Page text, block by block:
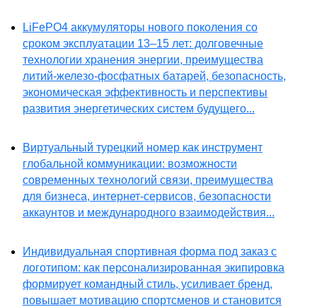
LiFePO4 аккумуляторы нового поколения со
сроком эксплуатации 13–15 лет: долговечные
технологии хранения энергии, преимущества
литий-железо-фосфатных батарей, безопасность,
экономическая эффективность и перспективы
развития энергетических систем будущего...
Виртуальный турецкий номер как инструмент
глобальной коммуникации: возможности
современных технологий связи, преимущества
для бизнеса, интернет-сервисов, безопасности
аккаунтов и международного взаимодействия...
Индивидуальная спортивная форма под заказ с
логотипом: как персонализированная экипировка
формирует командный стиль, усиливает бренд,
повышает мотивацию спортсменов и становится